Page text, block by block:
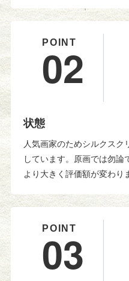
02
状態
人気画家のためシルクスク
しています。原画では勿論
より大きく評価額が変わり
03